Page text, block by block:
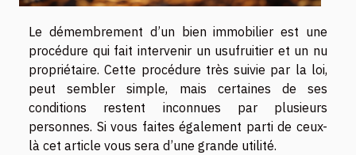
Le démembrement d’un bien immobilier est une
procédure qui fait intervenir un usufruitier et un nu
propriétaire. Cette procédure très suivie par la loi,
peut sembler simple, mais certaines de ses
conditions restent inconnues par plusieurs
personnes. Si vous faites également parti de ceux-
là cet article vous sera d’une grande utilité.